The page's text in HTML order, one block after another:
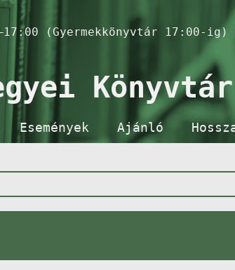
(Gyermekkönyvtár 17:00-ig)
Könyvtár
Események Ajánló